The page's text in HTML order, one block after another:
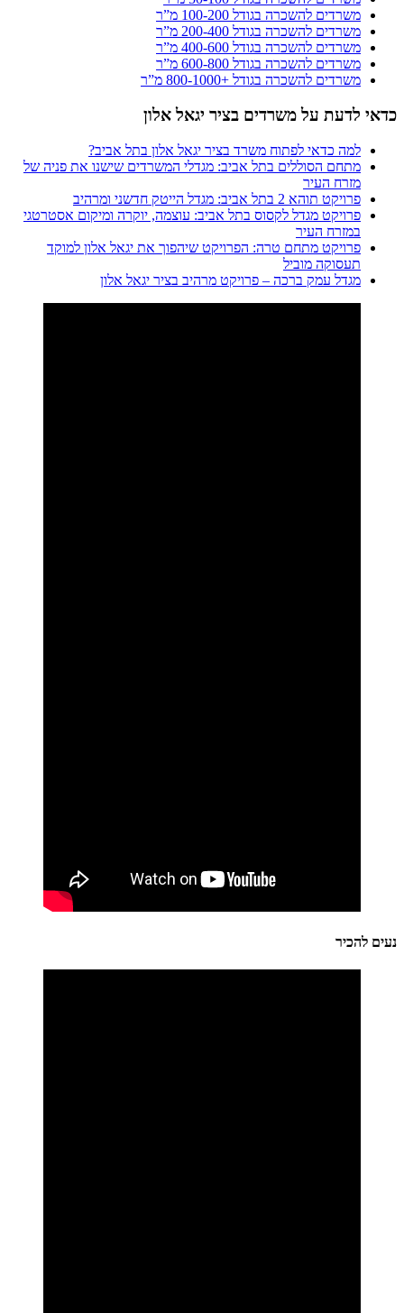
משרדים להשכרה בגודל 100-200 מ”ר
משרדים להשכרה בגודל 200-400 מ”ר
משרדים להשכרה בגודל 400-600 מ”ר
משרדים להשכרה בגודל 600-800 מ”ר
משרדים להשכרה בגודל +800-1000 מ”ר
כדאי לדעת על משרדים בציר יגאל אלון
למה כדאי לפתוח משרד בציר יגאל אלון בתל אביב?
מתחם הסוללים בתל אביב: מגדלי המשרדים שישנו את פניה של
מזרח העיר
פרויקט תוהא 2 בתל אביב: מגדל הייטק חדשני ומרהיב
פרויקט מגדל לקסוס בתל אביב: עוצמה, יוקרה ומיקום אסטרטגי
במזרח העיר
פרויקט מתחם טרה: הפרויקט שיהפוך את יגאל אלון למוקד
תעסוקה מוביל
מגדל עמק ברכה – פרויקט מרהיב בציר יגאל אלון
נעים להכיר